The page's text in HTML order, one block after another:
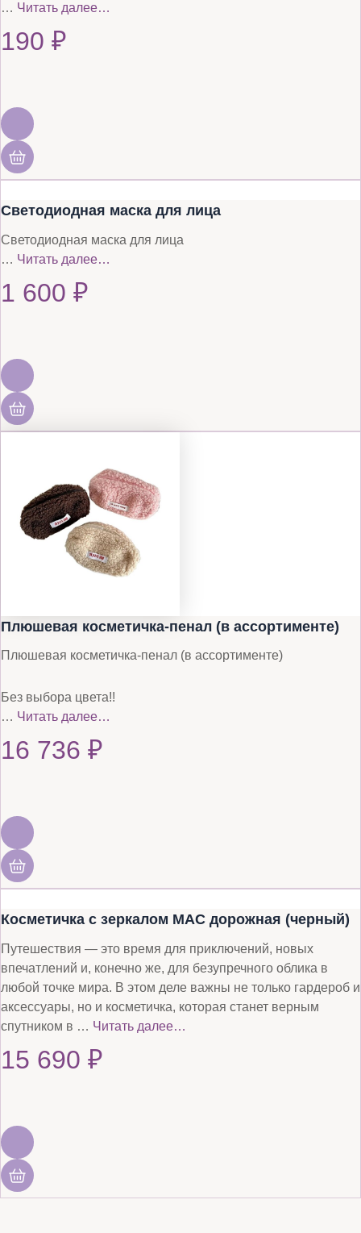
… Читать далее…
190 ₽
Светодиодная маска для лица
Светодиодная маска для лица
… Читать далее…
1 600 ₽
Плюшевая косметичка-пенал (в ассортименте)
Плюшевая косметичка-пенал (в ассортименте)
Без выбора цвета!!
… Читать далее…
16 736 ₽
Косметичка с зеркалом MAC дорожная (черный)
Путешествия — это время для приключений, новых
впечатлений и, конечно же, для безупречного облика в
любой точке мира. В этом деле важны не только гардероб и
аксессуары, но и косметичка, которая станет верным
спутником в … Читать далее…
15 690 ₽